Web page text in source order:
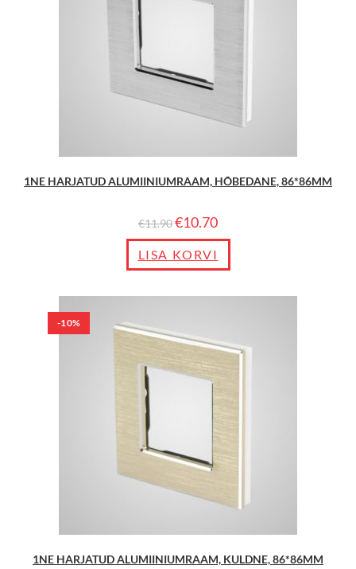
1NE HARJATUD ALUMIINIUMRAAM, HÕBEDANE, 86*86MM
€11.90€10.70
LISA KORVI
-10%
1NE HARJATUD ALUMIINIUMRAAM, KULDNE, 86*86MM